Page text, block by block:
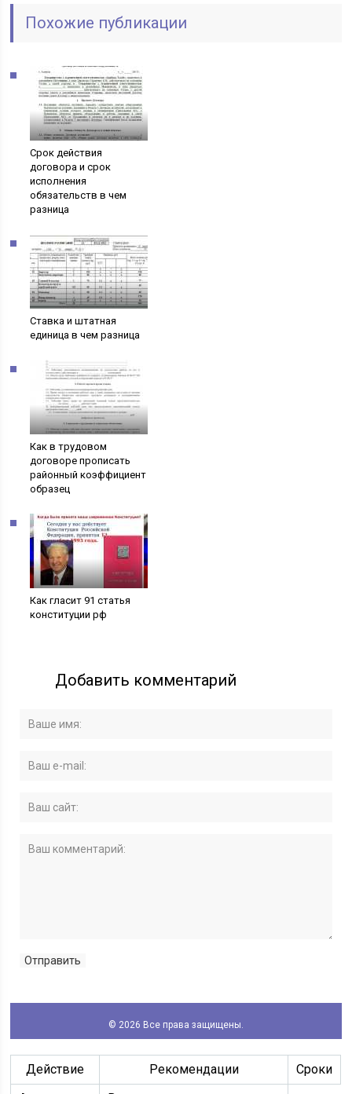
Похожие публикации
Срок действия
договора и срок
исполнения
обязательств в чем
разница
Ставка и штатная
единица в чем разница
Как в трудовом
договоре прописать
районный коэффициент
образец
Как гласит 91 статья
конституции рф
Добавить комментарий
© 2026 Все права защищены.
Действие Рекомендации
Сроки